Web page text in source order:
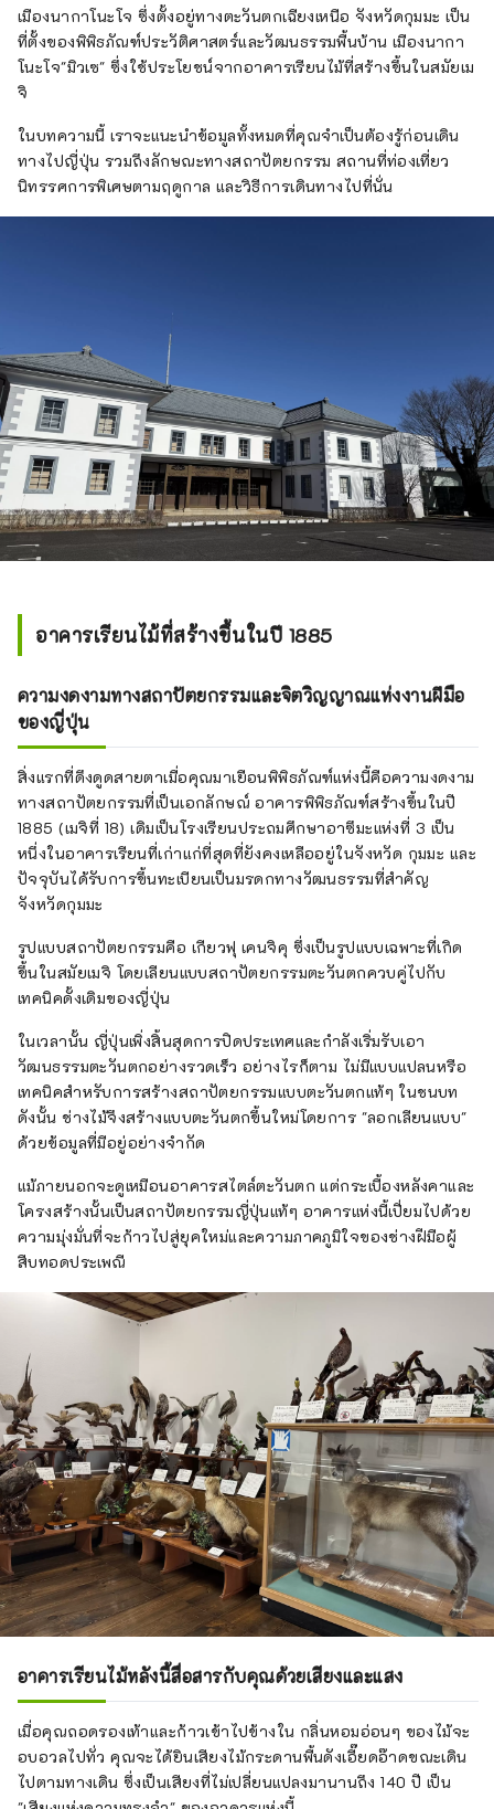
เมืองนากาโนะโจ ซึ่งตั้งอยู่ทางตะวันตกเฉียงเหนือ จังหวัดกุมมะ เป็น
ที่ตั้งของพิพิธภัณฑ์ประวัติศาสตร์และวัฒนธรรมพื้นบ้าน เมืองนากา
โนะโจ"มิวเซ" ซึ่งใช้ประโยชน์จากอาคารเรียนไม้ที่สร้างขึ้นในสมัยเม
จิ
ในบทความนี้ เราจะแนะนำข้อมูลทั้งหมดที่คุณจำเป็นต้องรู้ก่อนเดิน
ทางไปญี่ปุ่น รวมถึงลักษณะทางสถาปัตยกรรม สถานที่ท่องเที่ยว
นิทรรศการพิเศษตามฤดูกาล และวิธีการเดินทางไปที่นั่น
อาคารเรียนไม้ที่สร้างขึ้นในปี 1885
ความงดงามทางสถาปัตยกรรมและจิตวิญญาณแห่งงานฝีมือ
ของญี่ปุ่น
สิ่งแรกที่ดึงดูดสายตาเมื่อคุณมาเยือนพิพิธภัณฑ์แห่งนี้คือความงดงาม
ทางสถาปัตยกรรมที่เป็นเอกลักษณ์ อาคารพิพิธภัณฑ์สร้างขึ้นในปี
1885 (เมจิที่ 18) เดิมเป็นโรงเรียนประถมศึกษาอาซึมะแห่งที่ 3 เป็น
หนึ่งในอาคารเรียนที่เก่าแก่ที่สุดที่ยังคงเหลืออยู่ในจังหวัด กุมมะ และ
ปัจจุบันได้รับการขึ้นทะเบียนเป็นมรดกทางวัฒนธรรมที่สำคัญ
จังหวัดกุมมะ
รูปแบบสถาปัตยกรรมคือ เกียวฟุ เคนจิคุ ซึ่งเป็นรูปแบบเฉพาะที่เกิด
ขึ้นในสมัยเมจิ โดยเลียนแบบสถาปัตยกรรมตะวันตกควบคู่ไปกับ
เทคนิคดั้งเดิมของญี่ปุ่น
ในเวลานั้น ญี่ปุ่นเพิ่งสิ้นสุดการปิดประเทศและกำลังเริ่มรับเอา
วัฒนธรรมตะวันตกอย่างรวดเร็ว อย่างไรก็ตาม ไม่มีแบบแปลนหรือ
เทคนิคสำหรับการสร้างสถาปัตยกรรมแบบตะวันตกแท้ๆ ในชนบท
ดังนั้น ช่างไม้จึงสร้างแบบตะวันตกขึ้นใหม่โดยการ "ลอกเลียนแบบ"
ด้วยข้อมูลที่มีอยู่อย่างจำกัด
แม้ภายนอกจะดูเหมือนอาคารสไตล์ตะวันตก แต่กระเบื้องหลังคาและ
โครงสร้างนั้นเป็นสถาปัตยกรรมญี่ปุ่นแท้ๆ อาคารแห่งนี้เปี่ยมไปด้วย
ความมุ่งมั่นที่จะก้าวไปสู่ยุคใหม่และความภาคภูมิใจของช่างฝีมือผู้
สืบทอดประเพณี
อาคารเรียนไม้หลังนี้สื่อสารกับคุณด้วยเสียงและแสง
เมื่อคุณถอดรองเท้าและก้าวเข้าไปข้างใน กลิ่นหอมอ่อนๆ ของไม้จะ
อบอวลไปทั่ว คุณจะได้ยินเสียงไม้กระดานพื้นดังเอี๊ยดอ๊าดขณะเดิน
ไปตามทางเดิน ซึ่งเป็นเสียงที่ไม่เปลี่ยนแปลงมานานถึง 140 ปี เป็น